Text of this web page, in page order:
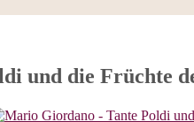
und die Früchte